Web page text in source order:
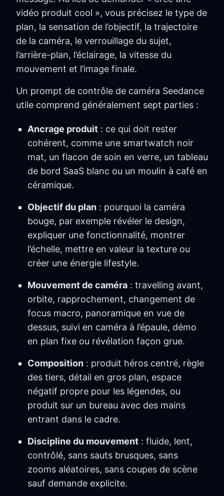
vidéo produit cool », vous précisez le type de
plan, la sensation de l’objectif, la trajectoire
de la caméra, le verrouillage du sujet,
l’arrière-plan, l’éclairage, la vitesse du
mouvement et l’image finale.
Un prompt de contrôle de caméra Seedance
utile comprend généralement sept parties :
Ancrage produit: ce qui doit rester
cohérent, comme une smartwatch noir
mat, un flacon de soin en verre, un tableau
de bord SaaS blanc ou un moulin à café en
céramique.
Objectif du plan: pourquoi la caméra
bouge, par exemple révéler le design,
expliquer une fonctionnalité, montrer
l’échelle, mettre en valeur la texture ou
créer une énergie lifestyle.
Mouvement de caméra: travelling avant,
orbite, rapprochement, changement de
focus macro, panoramique en vue de
dessus, suivi en caméra à l’épaule, démo
en plan fixe ou révélation façon grue.
Composition: produit héros centré, règle
des tiers, détail en gros plan, espace
négatif propre pour les légendes, ou
produit sur un bureau avec des mains
entrant dans le cadre.
Discipline du mouvement: fluide, lent,
contrôlé, sans sauts brusques, sans
zooms aléatoires, sans coupes de scène
sauf demande explicite.